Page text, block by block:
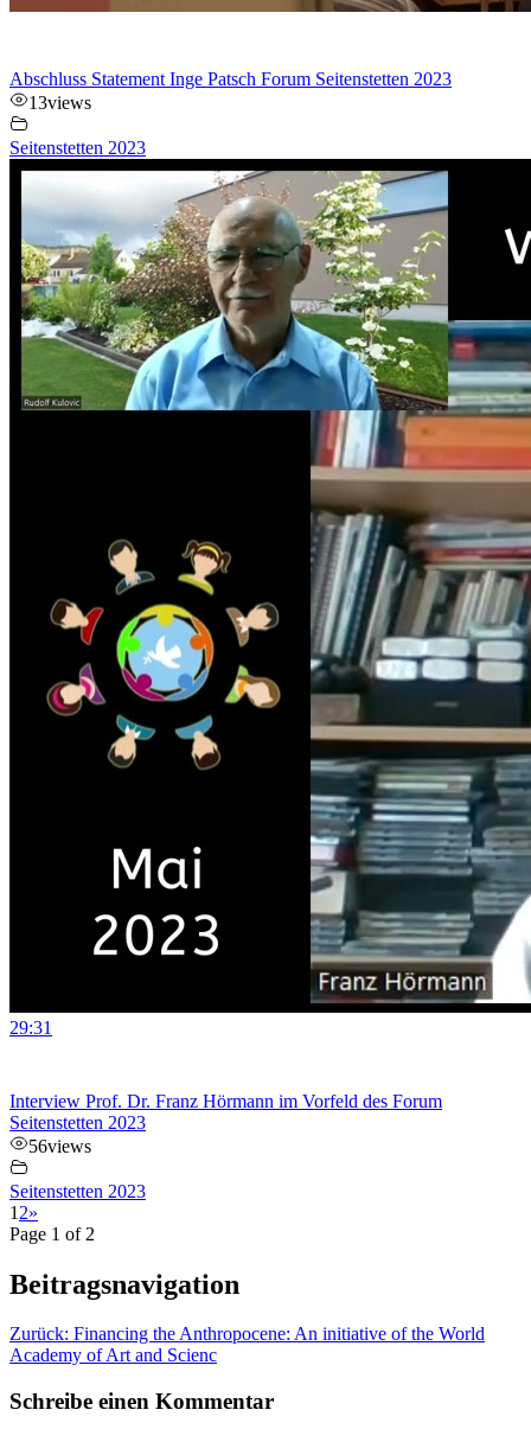
Abschluss Statement Inge Patsch Forum Seitenstetten 2023
13views
Seitenstetten 2023
29:31
Interview Prof. Dr. Franz Hörmann im Vorfeld des Forum
Seitenstetten 2023
56views
Seitenstetten 2023
1 2»
Page 1 of 2
Beitragsnavigation
Zurück: Financing the Anthropocene: An initiative of the World
Academy of Art and Scienc
Schreibe einen Kommentar